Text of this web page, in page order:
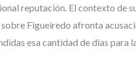
reputación. El contexto de
Figueiredo afronta
esa cantidad de dias para